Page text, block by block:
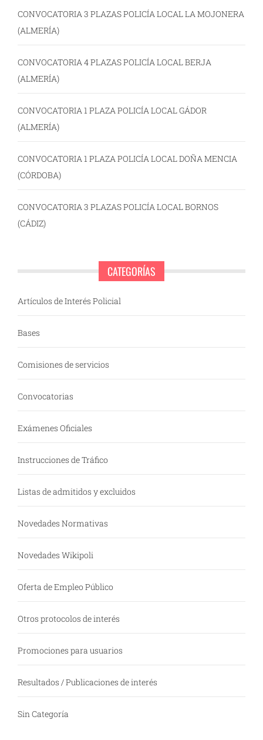
CONVOCATORIA 3 PLAZAS POLICÍA LOCAL LA MOJONERA
(ALMERÍA)
CONVOCATORIA 4 PLAZAS POLICÍA LOCAL BERJA
(ALMERÍA)
CONVOCATORIA 1 PLAZA POLICÍA LOCAL GÁDOR
(ALMERÍA)
CONVOCATORIA 1 PLAZA POLICÍA LOCAL DOÑA MENCIA
(CÓRDOBA)
CONVOCATORIA 3 PLAZAS POLICÍA LOCAL BORNOS
(CÁDIZ)
CATEGORÍAS
Artículos de Interés Policial
Bases
Comisiones de servicios
Convocatorias
Exámenes Oficiales
Instrucciones de Tráfico
Listas de admitidos y excluidos
Novedades Normativas
Novedades Wikipoli
Oferta de Empleo Público
Otros protocolos de interés
Promociones para usuarios
Resultados / Publicaciones de interés
Sin Categoría